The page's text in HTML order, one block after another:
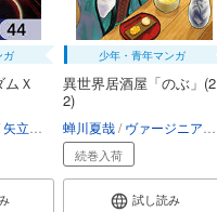
ガ
ムＸ
矢立肇・富野由悠季
少年・青年マンガ
異世界居酒屋「のぶ」(2
2)
蝉川夏哉 ヴァージニア二等兵
続巻入荷
試し読み